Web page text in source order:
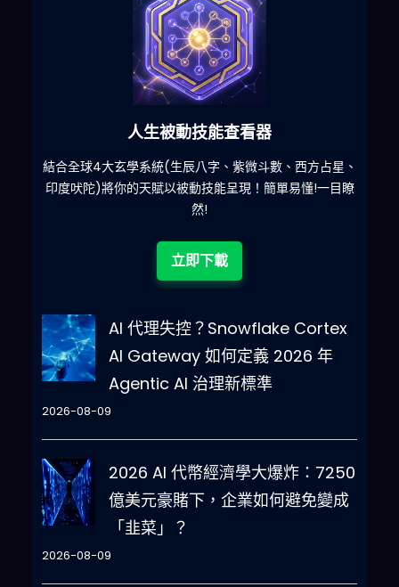
人生被動技能查看器
結合全球4大玄學系統(生辰八字、紫微斗數、西方占星、
印度吠陀)將你的天賦以被動技能呈現！簡單易懂!一目瞭
然!
立即下載
AI 代理失控？Snowflake Cortex
AI Gateway 如何定義 2026 年
Agentic AI 治理新標準
2026-08-09
2026 AI 代幣經濟學大爆炸：7250
億美元豪賭下，企業如何避免變成
「韭菜」？
2026-08-09